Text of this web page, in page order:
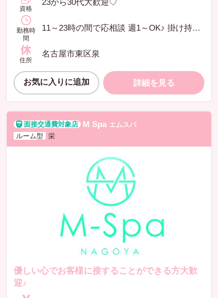
資格
23から30代大歓迎♡
勤務時
間
11～23時の間で応相談 週1～OK♪ 掛け持ちもOK! 主婦、昼勤務大歓迎‼︎
住所
名古屋市東区泉
お気に入りに追加 詳細を見る
M Spa エムスパ
ルーム型
栄
優しい心でお客様に接することができる方大歓
迎♪